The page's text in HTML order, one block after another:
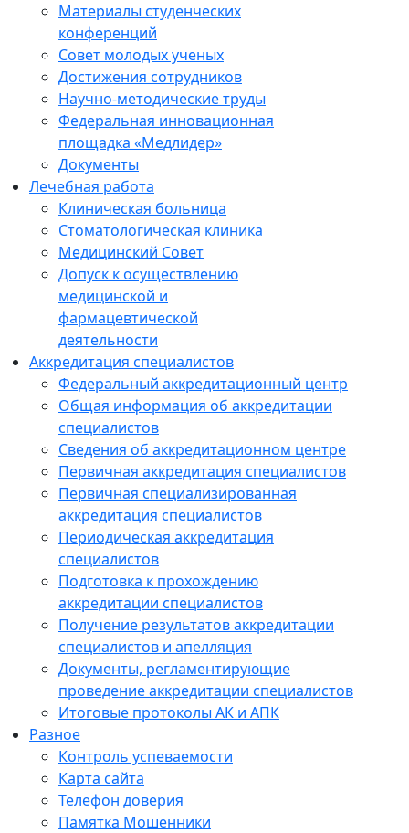
Материалы студенческих
конференций
Совет молодых ученых
Достижения сотрудников
Научно-методические труды
Федеральная инновационная
площадка «Медлидер»
Документы
Лечебная работа
Клиническая больница
Стоматологическая клиника
Медицинский Совет
Допуск к осуществлению
медицинской и
фармацевтической
деятельности
Аккредитация специалистов
Федеральный аккредитационный центр
Общая информация об аккредитации
специалистов
Сведения об аккредитационном центре
Первичная аккредитация специалистов
Первичная специализированная
аккредитация специалистов
Периодическая аккредитация
специалистов
Подготовка к прохождению
аккредитации специалистов
Получение результатов аккредитации
специалистов и апелляция
Документы, регламентирующие
проведение аккредитации специалистов
Итоговые протоколы АК и АПК
Разное
Контроль успеваемости
Карта сайта
Телефон доверия
Памятка Мошенники